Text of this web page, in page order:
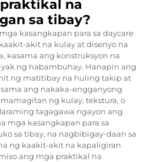
na
sa tibay?
kasangkapan para sa daycare
akit na kulay at disenyo na
kasama ang konstruksyon na
ng habambuhay. Hanapin ang
ng matitibay na huling takip at
ang nakaka-engganyong
ng kulay, tekstura, o
tagagawa ngayon ang
mga kasangkapan para sa
sa tibay, na nagbibigay-daan sa
ng kaakit-akit na kapaligiran
ang mga praktikal na